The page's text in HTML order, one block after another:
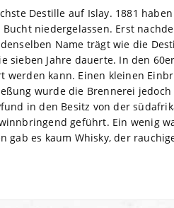
Destille auf Islay. 1881
niedergelassen. Erst
Name trägt wie die
sieben Jahre dauerte. In den
kann. Einen kleinen
wurde die Brennerei
in den Besitz von der
geführt. Ein wenig
gab es kaum Whisky, der